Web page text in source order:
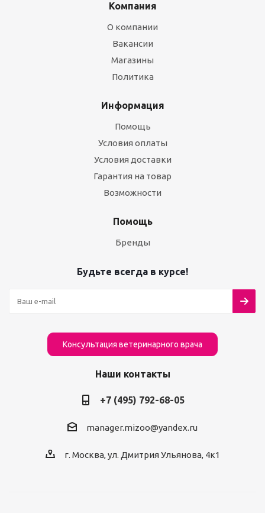
Компания
О компании
Вакансии
Магазины
Политика
Информация
Помощь
Условия оплаты
Условия доставки
Гарантия на товар
Возможности
Помощь
Бренды
Будьте всегда в курсе!
Консультация ветеринарного врача
Наши контакты
+7 (495) 792-68-05
manager.mizoo@yandex.ru
г. Москва, ул. Дмитрия Ульянова, 4к1